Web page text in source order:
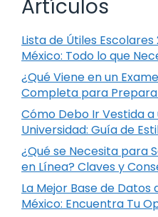
Artículos
Lista de Útiles
México: Todo lo que
¿Qué Viene en un
Completa para
Cómo Debo Ir Vestida
Universidad: Guía de
¿Qué se Necesita para
en Línea? Claves y
La Mejor Base de Datos
México: Encuentra Tu